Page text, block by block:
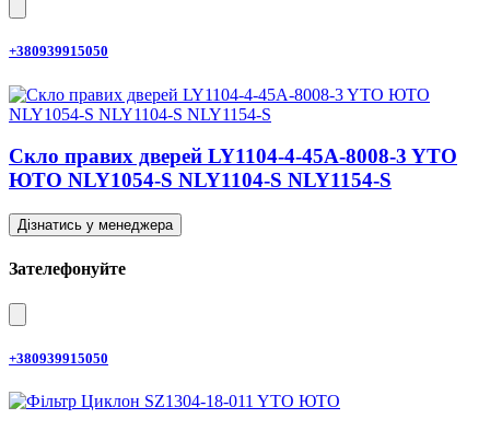
+380939915050
Скло правих дверей LY1104-4-45A-8008-3 YTO
ЮТО NLY1054-S NLY1104-S NLY1154-S
Дізнатись у менеджера
Зателефонуйте
+380939915050